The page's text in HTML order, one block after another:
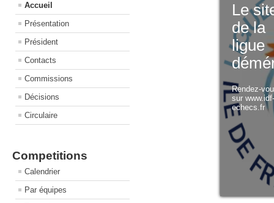
Accueil
Présentation
Président
Contacts
Commissions
Décisions
Circulaire
Competitions
Calendrier
Par équipes
Le
de la
ligue
Rendez-
sur
echecs.fr